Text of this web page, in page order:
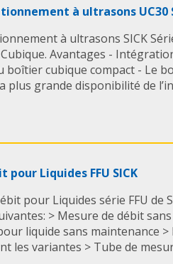
à ultrasons UC30
à ultrasons SICK
Avantages -
boîtier cubique compact - Le
plus grande disponibilité de
pour Liquides FFU SICK
pour Liquides série FFU de
> Mesure de débit
liquide sans maintenance >
les variantes > Tube de